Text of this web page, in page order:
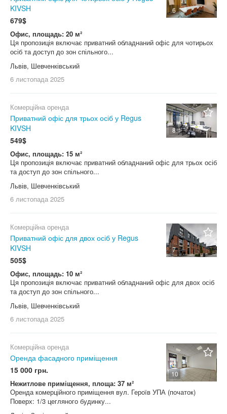
6
KIVSH
679$
Офис, площадь: 20 м²
Ця пропозиція включає приватний обладнаний офіс для чотирьох
осіб та доступ до зон спільного...
Львів, Шевченківський
6 листопада 2025
8
Комерційна оренда
Приватний офіс для трьох осіб у Regus
KIVSH
549$
Офис, площадь: 15 м²
Ця пропозиція включає приватний обладнаний офіс для трьох осіб
та доступ до зон спільного...
Львів, Шевченківський
6 листопада 2025
7
Комерційна оренда
Приватний офіс для двох осіб у Regus
KIVSH
505$
Офис, площадь: 10 м²
Ця пропозиція включає приватний обладнаний офіс для двох осіб
та доступ до зон спільного...
Львів, Шевченківський
6 листопада 2025
10
Комерційна оренда
Оренда фасадного приміщення
15 000 грн.
Нежитлове приміщення, площа: 37 м²
Оренда комерційного приміщення вул. Героїв УПА (початок)
Поверх: 1/3 цегляного будинку...